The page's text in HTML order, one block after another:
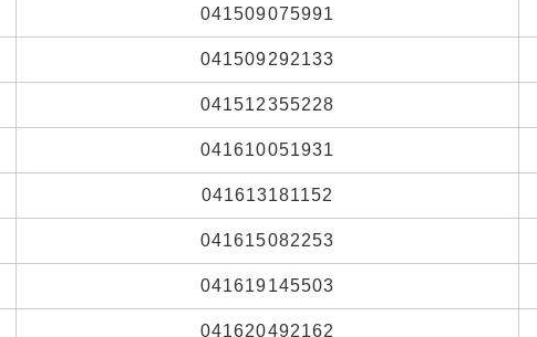
041509075991
041509292133
041512355228
041610051931
041613181152
041615082253
041619145503
041620492162